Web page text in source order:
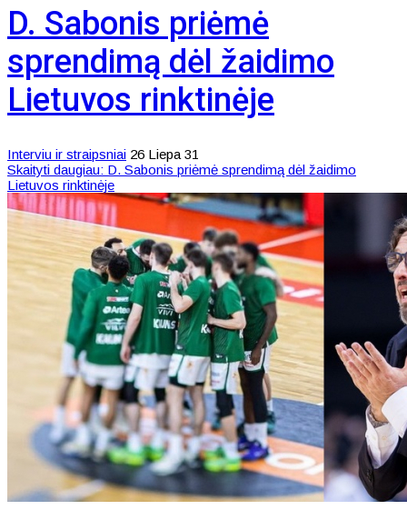
D. Sabonis priėmė
sprendimą dėl žaidimo
Lietuvos rinktinėje
Interviu ir straipsniai 26 Liepa 31
Skaityti daugiau: D. Sabonis priėmė sprendimą dėl žaidimo
Lietuvos rinktinėje